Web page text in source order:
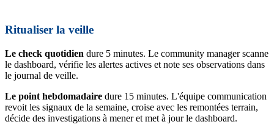
Ritualiser la veille
Le check quotidien dure 5 minutes. Le community manager scanne
le dashboard, vérifie les alertes actives et note ses observations dans
le journal de veille.
Le point hebdomadaire dure 15 minutes. L'équipe communication
revoit les signaux de la semaine, croise avec les remontées terrain,
décide des investigations à mener et met à jour le dashboard.